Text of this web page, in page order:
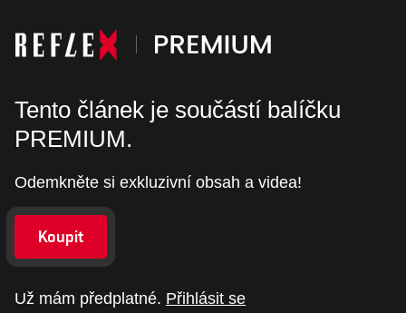
Tento článek je součástí balíčku
PREMIUM.
Odemkněte si exkluzivní obsah a videa!
Koupit
Už mám předplatné. Přihlásit se